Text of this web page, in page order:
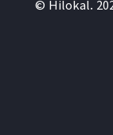
© Hilokal.